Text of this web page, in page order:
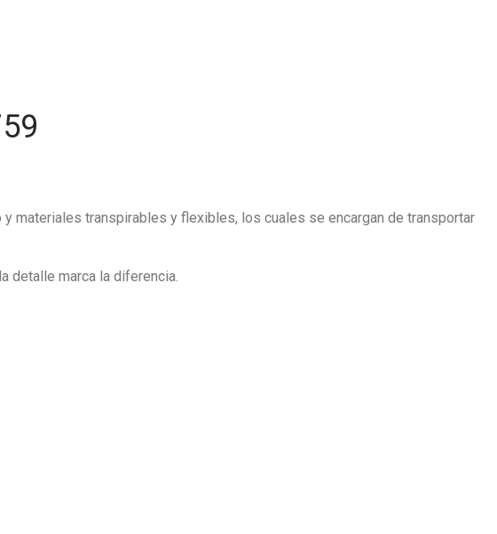
materiales transpirables y flexibles, los cuales se encargan de transportar
detalle marca la diferencia.